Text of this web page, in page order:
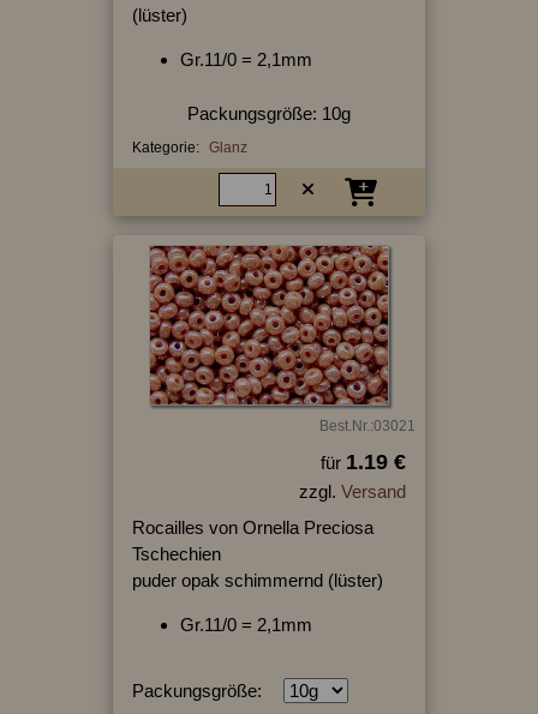
(lüster)
Gr.11/0 = 2,1mm
Packungsgröße: 10g
Kategorie: Glanz
Best.Nr.:03021
für 1.19 €
zzgl. Versand
Rocailles von Ornella Preciosa
Tschechien
puder opak schimmernd (lüster)
Gr.11/0 = 2,1mm
Packungsgröße: